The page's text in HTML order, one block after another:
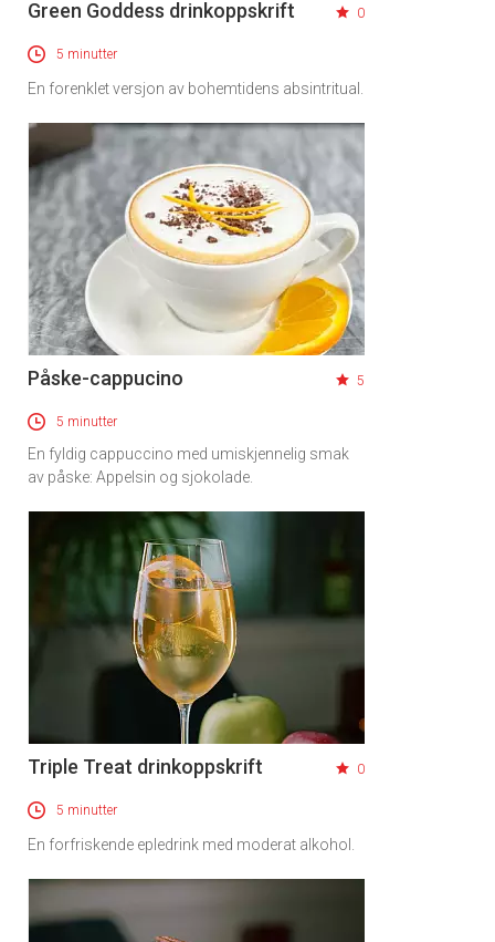
Green Goddess drinkoppskrift 0
5 minutter
En forenklet versjon av bohemtidens absintritual.
Påske-cappucino 5
5 minutter
En fyldig cappuccino med umiskjennelig smak
av påske: Appelsin og sjokolade.
Triple Treat drinkoppskrift 0
5 minutter
En forfriskende epledrink med moderat alkohol.